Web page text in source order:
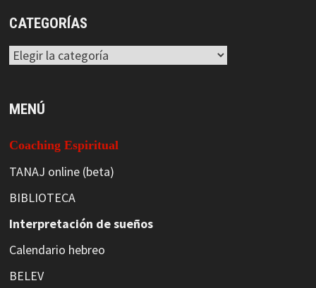
CATEGORÍAS
Categorías
MENÚ
Coaching Espiritual
TANAJ online (beta)
BIBLIOTECA
Interpretación de sueños
Calendario hebreo
BELEV